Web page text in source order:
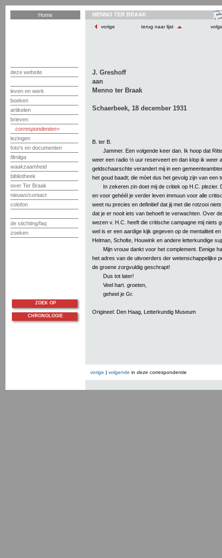
Home
deze website
leven en werk
boeken
artikelen
brieven
correspondenten
lezingen
foto's en documenten
filmliga
waakzaamheid
bibliotheek
over Ter Braak
nieuws/contact
colofon
de stichting/faq
zoeken
MENNO TER BRAAK
vorige terug naar lijst
J. Greshoff
aan
Menno ter Braak
Schaerbeek, 18 december 1931
B. ter B.
Jammer. Een volgende keer dan. Ik hoop dat
weer een radio ½ uur reserveert en dan klop ik weer
geldschaarschte verandert mij in een
het goud baadt; die mòet dus het gevolg zijn van een
In zekeren zin doet mij de critiek op H.C. plezier.
en voor gehéél je verder leven immuun voor alle
weet nu precies en definitief dat jij met die rotzooi niets
dat je er nooit iets van behoeft te verwachten. Over
wezen v. H.C. heeft die critische campagne mij niets
wel is er een aardige kijk gegeven op de mentaliteit
Helman, Scholte, Houwink en andere letterkundige
Mijn vrouw dankt voor het complement. Eenige
het adres van de uitvoerders der wetenschappelijke
de groene zorgvuldig geschrapt!
Dus tot later!
Veel hart. groeten,
geheel je Gr.
Origineel: Den Haag, Letterkundig Museum
vorige | volgende in deze correspondentie
ZOEK OP
CHRONOLOGIE